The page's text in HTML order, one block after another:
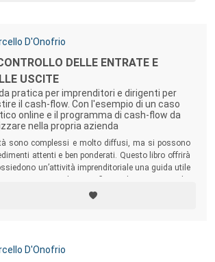
D'Onofrio
DELLE ENTRATE E
USCITE
pratica per imprenditori e dirigenti per
il cash-flow. Con l'esempio di un caso
online e il programma di cash-flow da
nella propria azienda
sono complessi e molto diffusi, ma si possono
attenti e ben ponderati. Questo libro offrirà
un’attività imprenditoriale una guida utile
proprie uscite, al fine di metterle in ordine e trovare
D'Onofrio